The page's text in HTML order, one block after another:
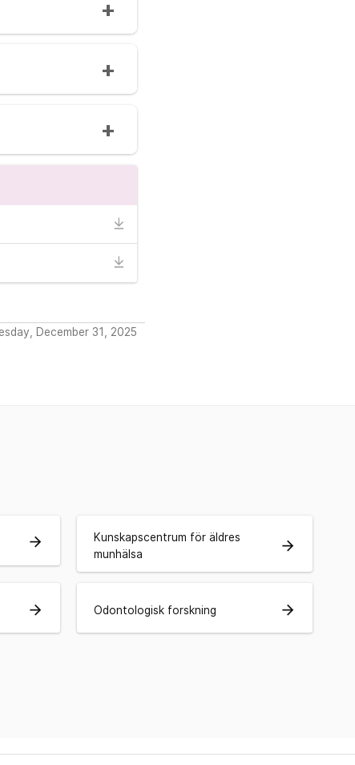
December 31, 2025
arrow_forward
Kunskapscentrum för äldres
munhälsa
arrow_forward
arrow_forward Odontologisk forskning arrow_forward